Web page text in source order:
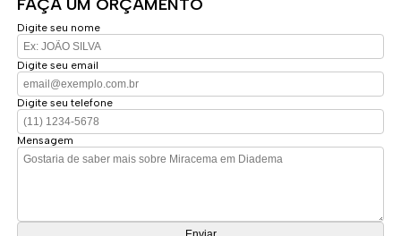
FAÇA UM ORÇAMENTO
Digite seu nome
Digite seu email
Digite seu telefone
Mensagem